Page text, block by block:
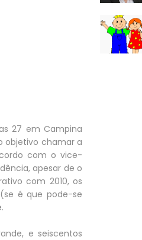
27 em Campina
objetivo chamar a
com o vice-
apesar de o
com 2010, os
é que pode-se
e seiscentos